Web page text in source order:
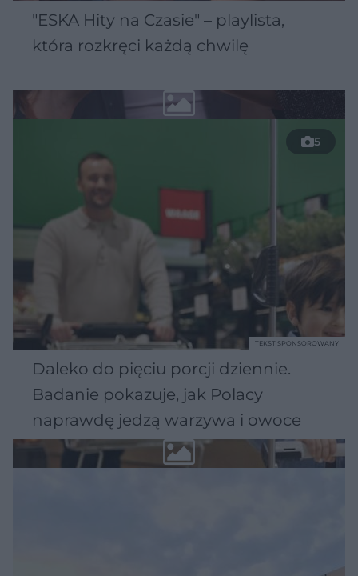
"ESKA Hity na Czasie" – playlista,
która rozkręci każdą chwilę
5
Daleko do pięciu porcji dziennie.
Badanie pokazuje, jak Polacy
naprawdę jedzą warzywa i owoce
TEKST SPONSOROWANY